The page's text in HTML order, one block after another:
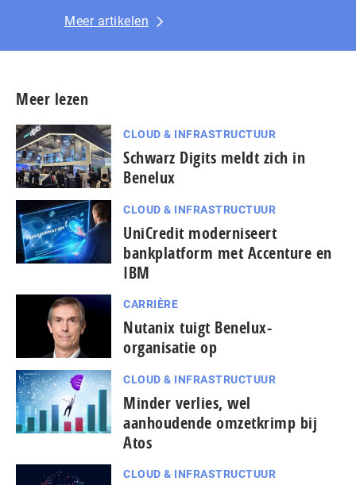
Meer artikelen
Meer lezen
CLOUD & INFRASTRUCTUUR
Schwarz Digits meldt zich in
Benelux
CLOUD & INFRASTRUCTUUR
UniCredit moderniseert
bankplatform met Accenture en
IBM
CARRIÈRE
Nutanix tuigt Benelux-
organisatie op
CLOUD & INFRASTRUCTUUR
Minder verlies, wel
aanhoudende omzetkrimp bij
Atos
CLOUD & INFRASTRUCTUUR